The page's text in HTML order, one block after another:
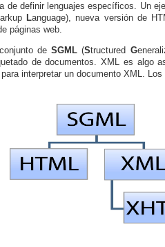
de definir lenguajes específicos. Un
arkup Language), nueva versión de
páginas web.
de SGML (Structured G
de documentos. XML es algo
interpretar un documento XML.